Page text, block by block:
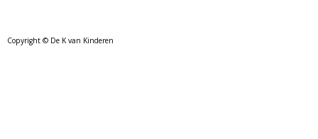
Copyright © De K van Kinderen